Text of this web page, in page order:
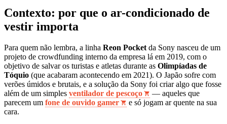
Contexto: por que o ar-condicionado de
vestir importa
Para quem não lembra, a linha Reon Pocketda Sony nasceu de um
projeto de crowdfunding interno da empresa lá em 2019, com o
objetivo de salvar os turistas e atletas durante as Olimpíadas de
Tóquio (que acabaram acontecendo em 2021). O Japão sofre com
verões úmidos e brutais, e a solução da Sony foi criar algo que fosse
além de um simples ventilador de pescoço
— aqueles que
parecem um fone de ouvido gamer
e só jogam ar quente na sua
cara.